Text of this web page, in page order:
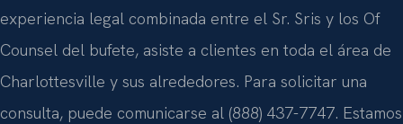
experiencia legal combinada entre el Sr. Sris y los Of
Counsel del bufete, asiste a clientes en toda el área de
Charlottesville y sus alrededores. Para solicitar una
consulta, puede comunicarse al (888) 437-7747. Estamos